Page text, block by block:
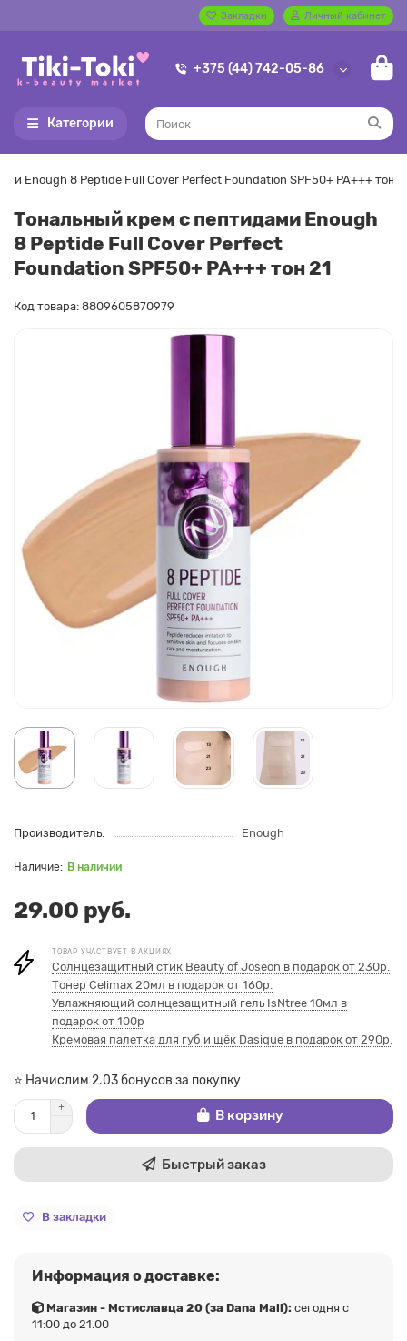
Закладки Личный кабинет
+375 (44) 742-05-86
Категории
Enough 8 Peptide Full Cover Perfect Foundation SPF50+ PA+++ тон
Тональный крем с пептидами Enough
8 Peptide Full Cover Perfect
Foundation SPF50+ PA+++ тон 21
Код товара: 8809605870979
Производитель: Enough
В наличии
29.00 руб.
ТОВАР УЧАСТВУЕТ В АКЦИЯХ
Солнцезащитный стик Beauty of Joseon в подарок от 230р.
Тонер Celimax 20мл в подарок от 160р.
Увлажняющий солнцезащитный гель IsNtree 10мл в
подарок от 100р
Кремовая палетка для губ и щёк Dasique в подарок от 290р.
⭐ Начислим 2.03 бонусов за покупку
В корзину
Быстрый заказ
В закладки
Информация о доставке:
Магазин - Мстиславца 20 (за Dana Mall): сегодня с
11:00 до 21.00